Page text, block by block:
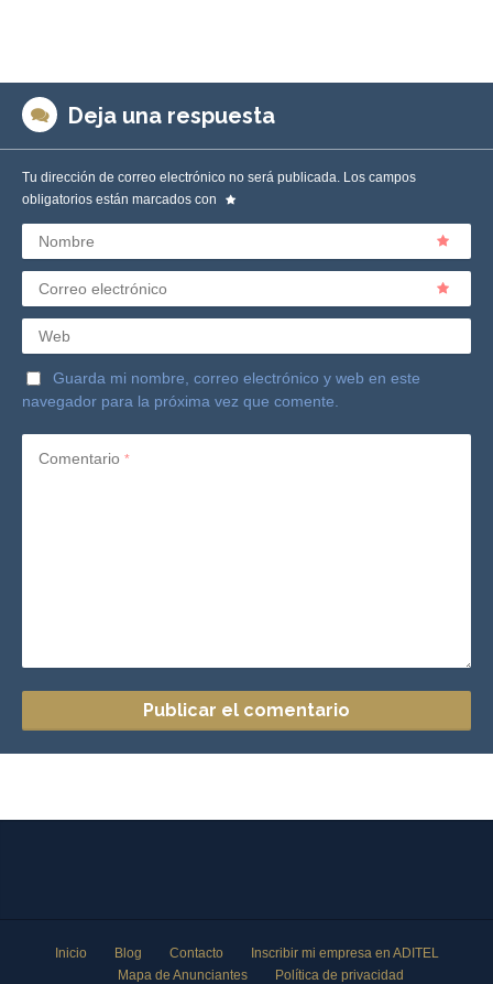
Deja una respuesta
Tu dirección de correo electrónico no será publicada. Los campos
obligatorios están marcados con
Nombre
Correo electrónico
Web
Guarda mi nombre, correo electrónico y web en este
navegador para la próxima vez que comente.
Comentario *
Inicio Blog Contacto
Inscribir mi empresa en ADITEL
Mapa de Anunciantes
Política de privacidad